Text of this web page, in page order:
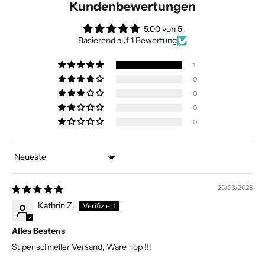
Kundenbewertungen
5.00 von 5
Basierend auf 1 Bewertung
1
0
0
0
0
Sort by
20/03/2026
Kathrin Z.
Alles Bestens
Super schneller Versand, Ware Top !!!